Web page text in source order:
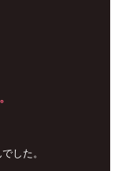
した。